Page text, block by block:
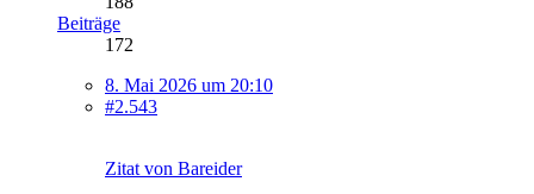
Beiträge
172
8. Mai 2026 um 20:10
#2.543
Zitat von Bareider